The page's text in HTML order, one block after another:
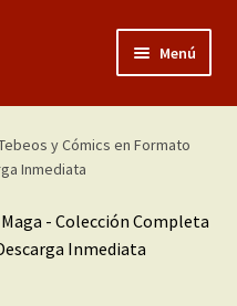
Menú
menú